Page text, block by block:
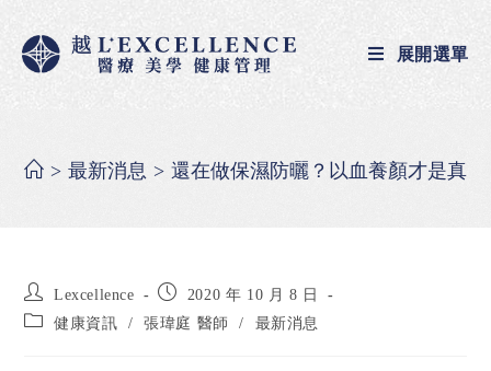
展開選單
> 最新消息 > 還在做保濕防曬？以血養顏才是真
Lexcellence
2020 年 10 月 8 日
健康資訊
/ 張瑋庭 醫師 / 最新消息